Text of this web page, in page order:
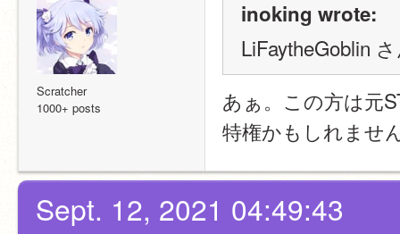
Scratcher
1000+ posts
inoking wrote:
LiFaytheGoblin
あぁ。この方は元
特権かもしれませ
Sept. 12, 2021 04:49:43